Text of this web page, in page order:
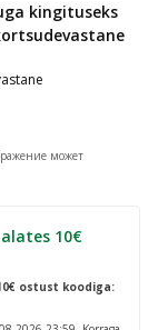
kingituseks
может
10€
ostust koodiga: